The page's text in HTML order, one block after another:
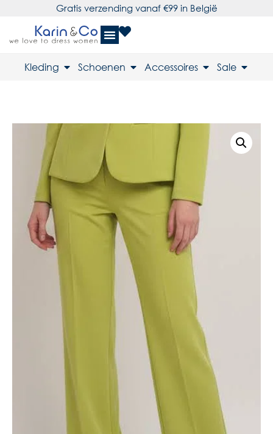
Gratis verzending vanaf €99 in België
Kleding Schoenen Accessoires Sale